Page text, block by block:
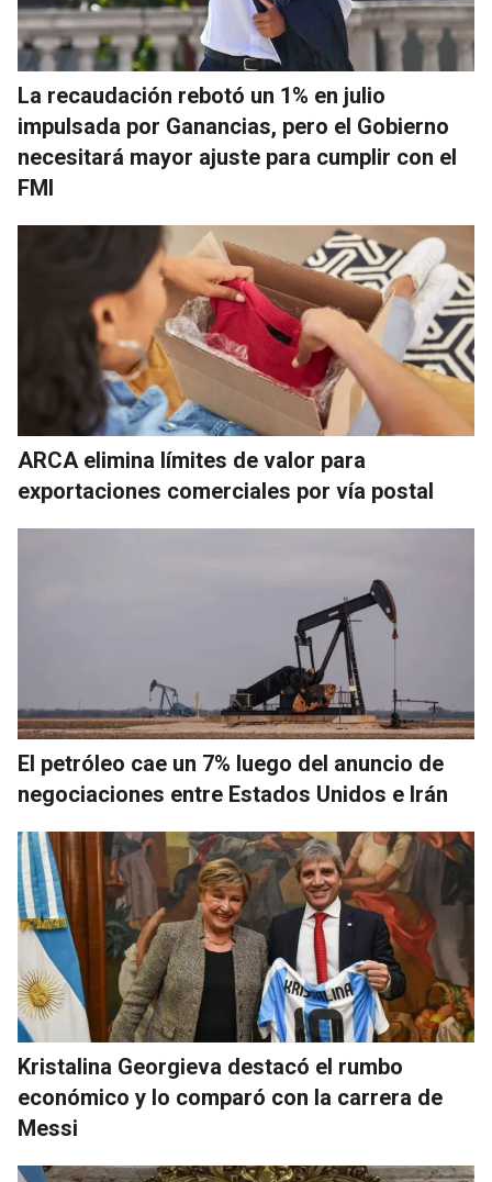
La recaudación rebotó un 1% en julio
impulsada por Ganancias, pero el Gobierno
necesitará mayor ajuste para cumplir con el
FMI
ARCA elimina límites de valor para
exportaciones comerciales por vía postal
El petróleo cae un 7% luego del anuncio de
negociaciones entre Estados Unidos e Irán
Kristalina Georgieva destacó el rumbo
económico y lo comparó con la carrera de
Messi